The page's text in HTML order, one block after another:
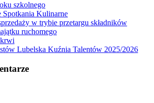
szkolnego
Spotkania Kulinarne
w trybie przetargu składników
ruchomego
Lubelska Kuźnia Talentów 2025/2026